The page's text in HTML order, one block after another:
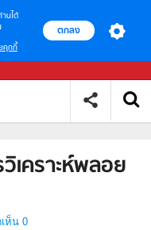
านได้
คุกกี้
ตกลง
เคราะห์พลอย
ห็น 0